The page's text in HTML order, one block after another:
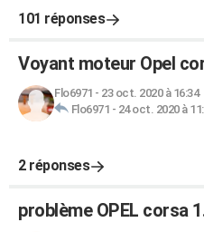
101 réponses
Voyant moteur Opel
Flo6971 - 23 oct. 2020 à 16:34
Flo6971 - 24 oct. 2020 à
2 réponses
problème OPEL corsa